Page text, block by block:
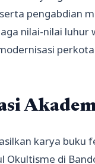
pengabdian
nilai-nilai luhur
karya buku
Okultisme di